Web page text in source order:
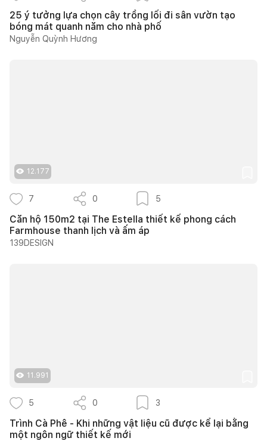
25 ý tưởng lựa chọn cây trồng lối đi sân vườn tạo
bóng mát quanh năm cho nhà phố
Nguyễn Quỳnh Hương
12.177
7 0 5
Căn hộ 150m2 tại The Estella thiết kế phong cách
Farmhouse thanh lịch và ấm áp
139DESIGN
11.991
5 0 3
Trình Cà Phê - Khi những vật liệu cũ được kể lại bằng
một ngôn ngữ thiết kế mới